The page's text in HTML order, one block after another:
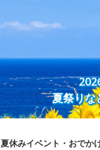
夏祭りな
夏休みイベント・おでか